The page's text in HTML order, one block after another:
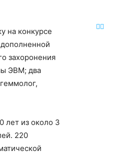
на конкурсе
захоронения
ЭВМ; два
лет из около 3
220